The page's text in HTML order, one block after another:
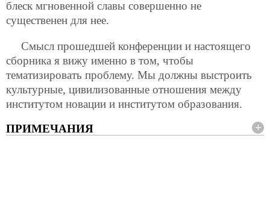
блеск мгновенной славы совершенно не
существенен для нее.
Смысл прошедшей конференции и настоящего
сборника я вижу именно в том, чтобы
тематизировать проблему. Мы должны выстроить
культурные, цивилизованные отношения между
институтом новации и институтом образования.
ПРИМЕЧАНИЯ